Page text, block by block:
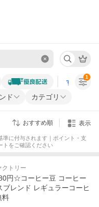
すべての条
ド カテゴリ
1
おすすめ順 表示
準に付与されます｜ポイント・支
トをご確認ください
クトリー
円☆コーヒー豆 コーヒー
レンド レギュラーコーヒ
料